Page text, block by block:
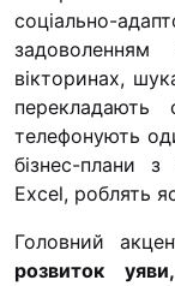
соціально-
вікторинах,
перекладають
телефонують
бізнес-плани
Excel, роблять
Головний
розвиток